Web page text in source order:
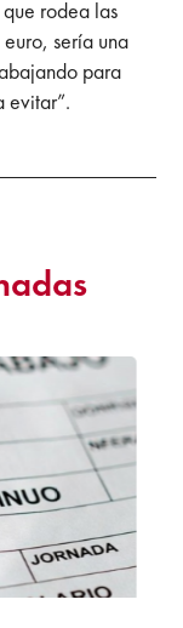
rodea las
sería una
para
evitar”.